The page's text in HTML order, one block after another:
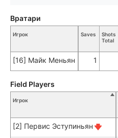
Игрок Saves
Shots
Total
[16] Майк Меньян 1
Вратари
Игрок
[2] Первис Эступиньян
Field Players